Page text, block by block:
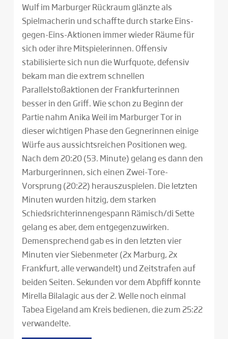
Wulf im Marburger Rückraum glänzte als
Spielmacherin und schaffte durch starke Eins-
gegen-Eins-Aktionen immer wieder Räume für
sich oder ihre Mitspielerinnen. Offensiv
stabilisierte sich nun die Wurfquote, defensiv
bekam man die extrem schnellen
Parallelstoßaktionen der Frankfurterinnen
besser in den Griff. Wie schon zu Beginn der
Partie nahm Anika Weil im Marburger Tor in
dieser wichtigen Phase den Gegnerinnen einige
Würfe aus aussichtsreichen Positionen weg.
Nach dem 20:20 (53. Minute) gelang es dann den
Marburgerinnen, sich einen Zwei-Tore-
Vorsprung (20:22) herauszuspielen. Die letzten
Minuten wurden hitzig, dem starken
Schiedsrichterinnengespann Rämisch/di Sette
gelang es aber, dem entgegenzuwirken.
Demensprechend gab es in den letzten vier
Minuten vier Siebenmeter (2x Marburg, 2x
Frankfurt, alle verwandelt) und Zeitstrafen auf
beiden Seiten. Sekunden vor dem Abpfiff konnte
Mirella Bilalagic aus der 2. Welle noch einmal
Tabea Eigeland am Kreis bedienen, die zum 25:22
verwandelte.